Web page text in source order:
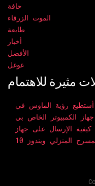
حافة
الموت الزرقاء
طابعة
أخبار
الأفضل
غوغل
مثيرة للاهتمام
الكمبيوتر الخاص بي
المنزلي ويندوز 10